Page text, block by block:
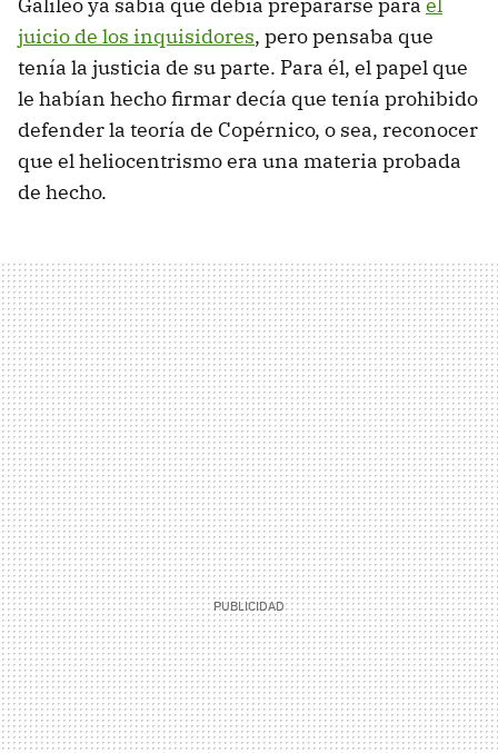
juicio de los inquisidores, pero pensaba que
tenía la justicia de su parte. Para él, el papel que
le habían hecho firmar decía que tenía prohibido
defender la teoría de Copérnico, o sea, reconocer
que el heliocentrismo era una materia probada
de hecho.